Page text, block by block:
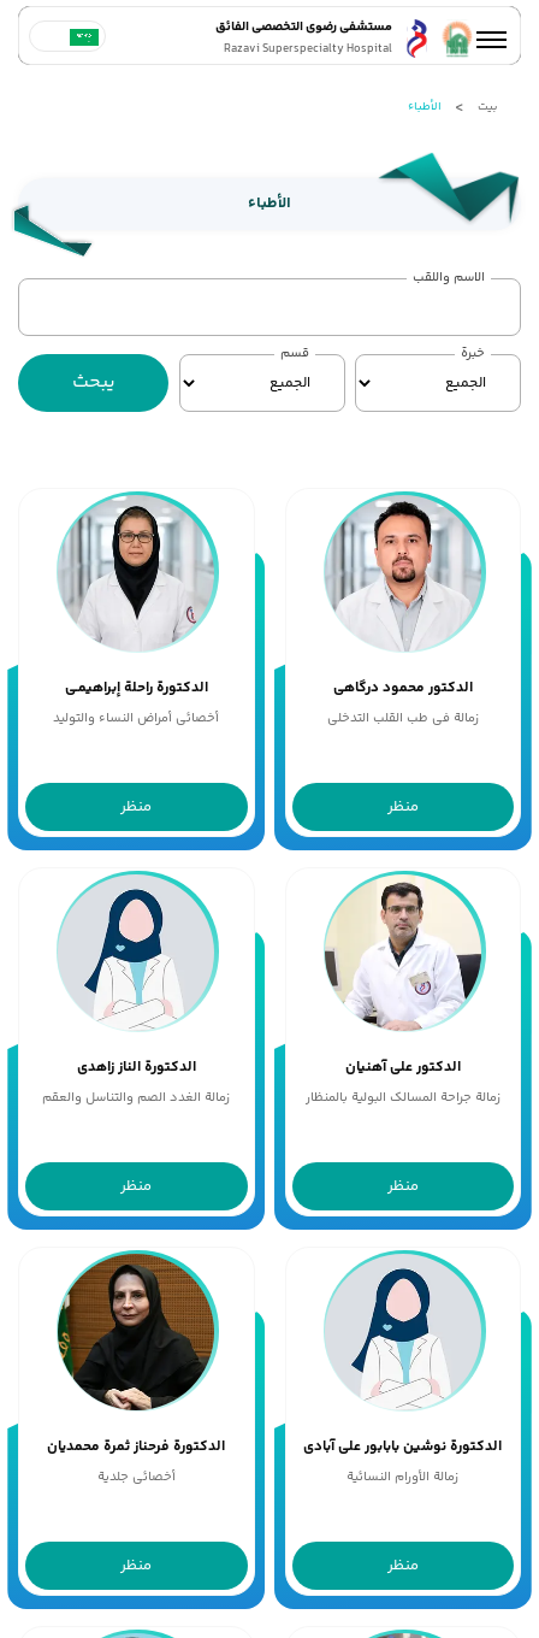
مستشفى رضوي التخصصي الفائق
Razavi Superspecialty Hospital
بيت الأطباء
الأطباء
الاسم واللقب
خبرة قسم
يبحث
الدکتور محمود درگاهی
زمالة فی طب القلب التدخلی
منظر
الدکتورة راحلة إبراهیمـی
أخصائی أمراض النساء والتولید
منظر
الدکتور علی آهنیان
زمالة جراحة المسالک البولیة بالمنظار
منظر
الدکتورة الناز زاهدی
زمالة الغدد الصم والتناسل والعقم
منظر
الدکتورة نوشین بابابور علی آبادی
زمالة الأورام النسائیة
منظر
الدکتورة فرحناز ثمرة محمدیان
أخصائی جلدیة
منظر